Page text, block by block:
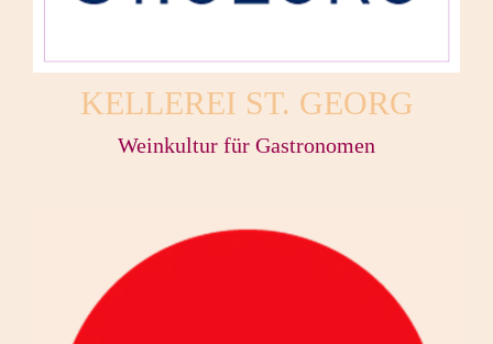
KELLEREI ST. GEORG
Weinkultur für Gastronomen